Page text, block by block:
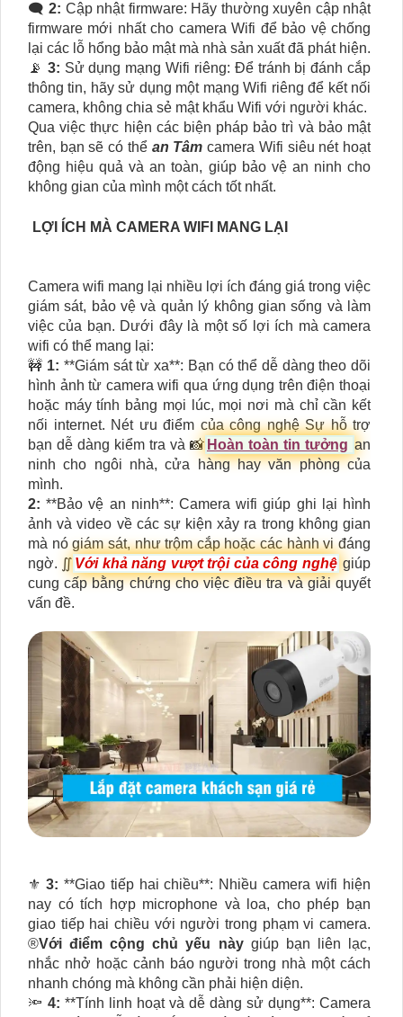
🗨️ 2: Cập nhật firmware: Hãy thường xuyên cập nhật
firmware mới nhất cho camera Wifi để bảo vệ chống
lại các lỗ hổng bảo mật mà nhà sản xuất đã phát hiện.
📡 3: Sử dụng mạng Wifi riêng: Để tránh bị đánh cắp
thông tin, hãy sử dụng một mạng Wifi riêng để kết nối
camera, không chia sẻ mật khẩu Wifi với người khác.
Qua việc thực hiện các biện pháp bảo trì và bảo mật
trên, bạn sẽ có thể an Tâmcamera Wifi siêu nét hoạt
động hiệu quả và an toàn, giúp bảo vệ an ninh cho
không gian của mình một cách tốt nhất.
LỢI ÍCH MÀ CAMERA WIFI MANG LẠI
Camera wifi mang lại nhiều lợi ích đáng giá trong việc
giám sát, bảo vệ và quản lý không gian sống và làm
việc của bạn. Dưới đây là một số lợi ích mà camera
wifi có thể mang lại:
🚧 1: **Giám sát từ xa**: Bạn có thể dễ dàng theo dõi
hình ảnh từ camera wifi qua ứng dụng trên điện thoại
hoặc máy tính bảng mọi lúc, mọi nơi mà chỉ cần kết
nối internet. Nét ưu điểm của công nghệ Sự hỗ trợ
bạn dễ dàng kiểm tra và 📸 Hoàn toàn tin tưởng an
ninh cho ngôi nhà, cửa hàng hay văn phòng của
mình.
2: **Bảo vệ an ninh**: Camera wifi giúp ghi lại hình
ảnh và video về các sự kiện xảy ra trong không gian
mà nó giám sát, như trộm cắp hoặc các hành vi đáng
ngờ. ∬ Với khả năng vượt trội của công nghệ giúp
cung cấp bằng chứng cho việc điều tra và giải quyết
vấn đề.
⚜️ 3: **Giao tiếp hai chiều**: Nhiều camera wifi hiện
nay có tích hợp microphone và loa, cho phép bạn
giao tiếp hai chiều với người trong phạm vi camera.
®️Với điểm cộng chủ yếu nàygiúp bạn liên lạc,
nhắc nhở hoặc cảnh báo người trong nhà một cách
nhanh chóng mà không cần phải hiện diện.
🔦 4: **Tính linh hoạt và dễ dàng sử dụng**: Camera